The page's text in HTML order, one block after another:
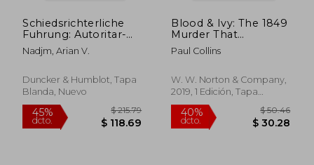
Schiedsrichterliche
Fuhrung: Autoritar-
Korporative
Staatsrechtslehre
Herrfahrdt (en
Alemán)
Nadjm, Arian V.
Duncker & Humblot, Tapa
Blanda, Nuevo
Blood & Ivy: The 1849
Murder That
Scandalized Harvard
(en Inglés)
Paul Collins
W. W. Norton & Company,
2019, 1 Edición, Tapa
Blanda, Nuevo